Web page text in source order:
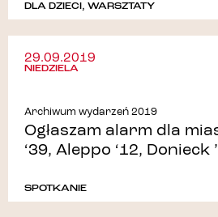
DLA DZIECI, WARSZTATY
29.09.2019
NIEDZIELA
Archiwum wydarzeń 2019
Ogłaszam alarm dla
‘39, Aleppo ‘12, Donieck
SPOTKANIE